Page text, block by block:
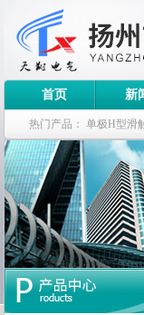
首页 新
热门产品： 单极H型滑
钢电缆滑车